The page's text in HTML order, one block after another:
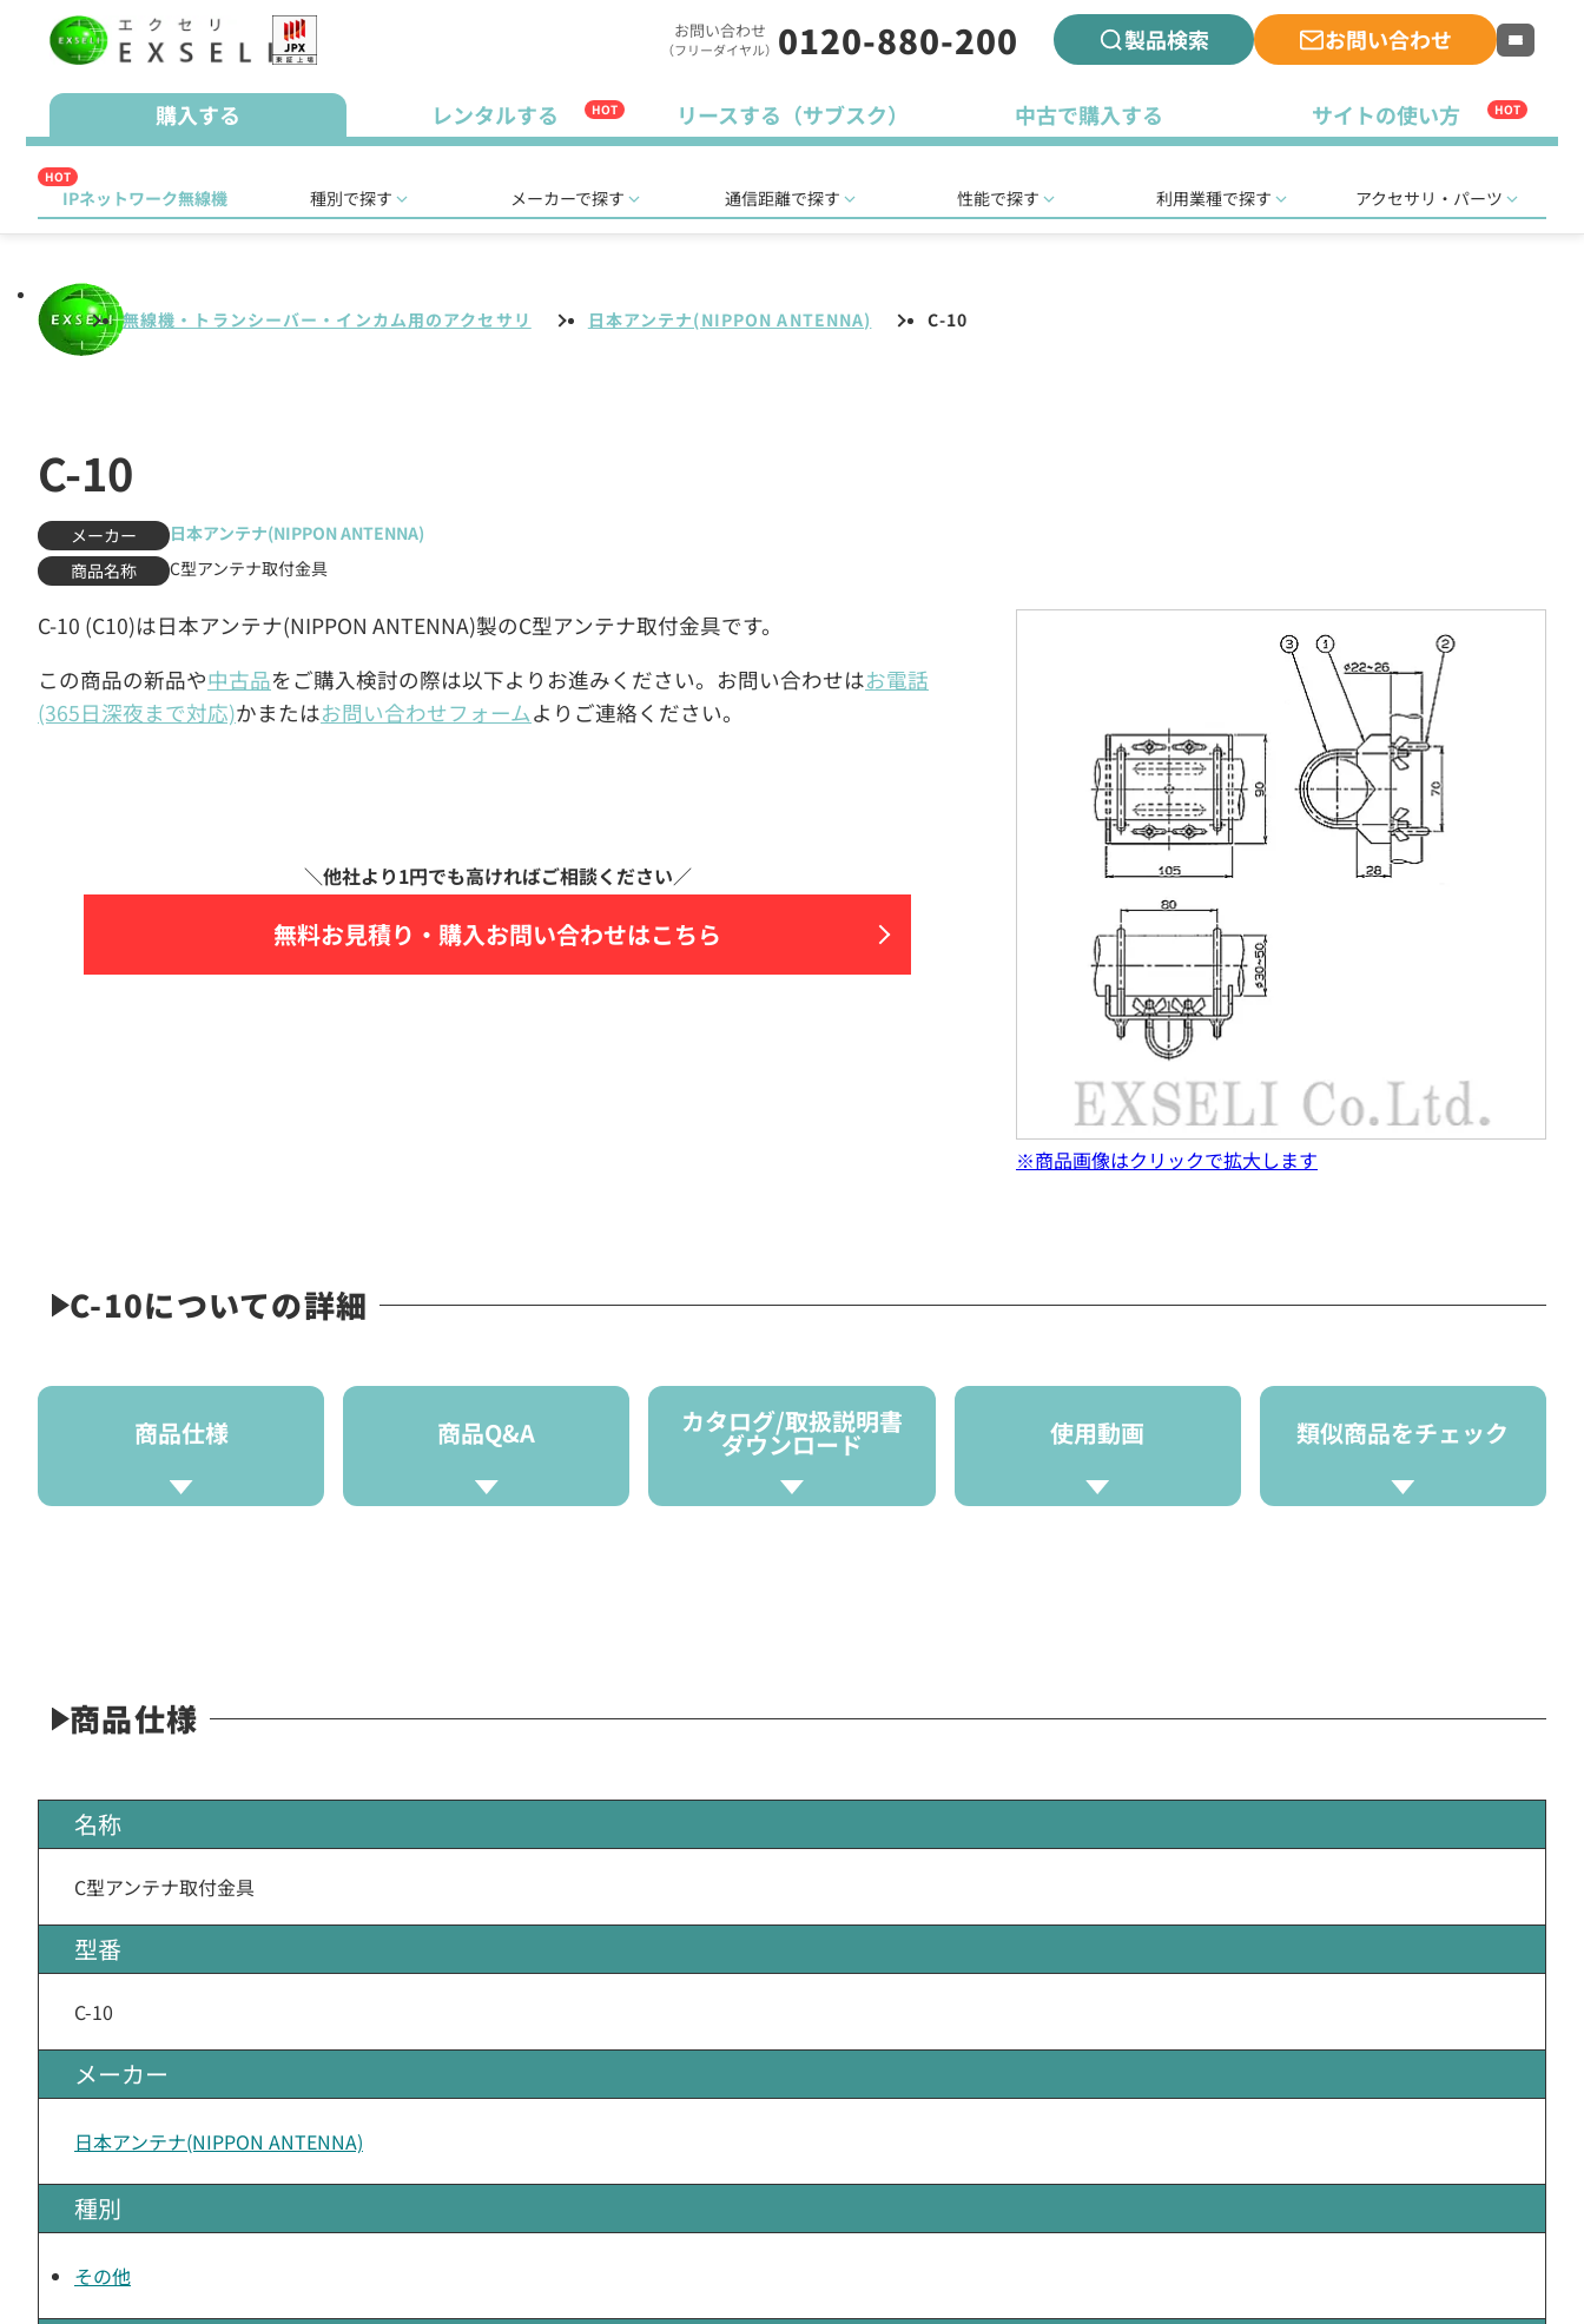
お問い合わせ
（フリーダイヤル） 0120-880-200 製品検索 お問い合わせ
購入する レンタルする HOT リースする（サブスク） 中古で購入する サイトの使い方 HOT
HOT
IPネットワーク無線機 種別で探す メーカーで探す 通信距離で探す 性能で探す 利用業種で探す アクセサリ・パーツ
無線機・トランシーバー・インカム用のアクセサリ 日本アンテナ(NIPPON ANTENNA) C-10
C-10
メーカー
日本アンテナ(NIPPON ANTENNA)
商品名称
C型アンテナ取付金具
C-10 (C10)は日本アンテナ(NIPPON ANTENNA)製のC型アンテナ取付金具です。
この商品の新品や中古品をご購入検討の際は以下よりお進みください。お問い合わせはお電話
(365日深夜まで対応)かまたはお問い合わせフォームよりご連絡ください。
無料お見積り・ 購入お問い合わせはこちら
※商品画像はクリックで拡大します
C-10についての詳細
商品仕様 商品Q&A カタログ/取扱説明書
ダウンロード 使用動画 類似商品をチェック
商品仕様
名称
C型アンテナ取付金具
型番
C-10
メーカー
日本アンテナ(NIPPON ANTENNA)
種別
その他